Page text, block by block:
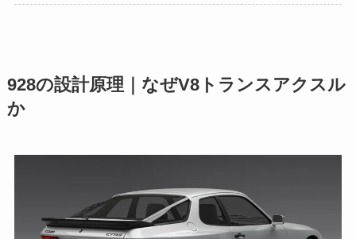
928の設計原理｜なぜV8トランスアクスル
か